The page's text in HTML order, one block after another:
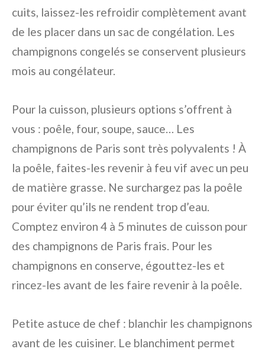
cuits, laissez-les refroidir complètement avant
de les placer dans un sac de congélation. Les
champignons congelés se conservent plusieurs
mois au congélateur.
Pour la cuisson, plusieurs options s’offrent à
vous : poêle, four, soupe, sauce… Les
champignons de Paris sont très polyvalents ! À
la poêle, faites-les revenir à feu vif avec un peu
de matière grasse. Ne surchargez pas la poêle
pour éviter qu’ils ne rendent trop d’eau.
Comptez environ 4 à 5 minutes de cuisson pour
des champignons de Paris frais. Pour les
champignons en conserve, égouttez-les et
rincez-les avant de les faire revenir à la poêle.
Petite astuce de chef : blanchir les champignons
avant de les cuisiner. Le blanchiment permet